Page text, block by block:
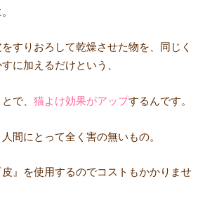
すりおろして乾燥させた物を、同じく
に加えるだけという、
で、 猫よけ効果がアップするんです。
間にとって全く害の無いもの。
』を使用するのでコストもかかりませ